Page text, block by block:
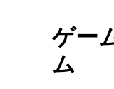
ゲー
ム